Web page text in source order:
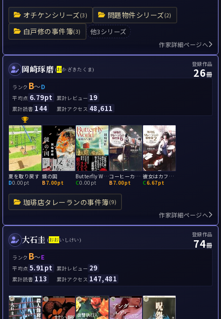
オチケンシリーズ(3) 問題物件シリーズ(2)
白戸修の事件簿(3) 他3シリーズ
作家詳細ページへ
岡崎琢磨 (おかざきたくま)
登録作品
26冊
ランク B～D
平均点 6.79pt 累計レビュー 19
累計読書 144 累計アクセス 48,611
珈琲店タレーランの事件簿(9)
夏を取り戻す
D0.00pt
鏡の国
B7.00pt
Butterfly World 最後の六日間
C0.00pt
コーヒーカップいっぱいの愛: 珈琲店タレーランの事件簿6
B7.00pt
彼女はカフェオレの夢を見る: 珈琲店タレーランの事件簿2
C6.67pt
作家詳細ページへ
大石圭 (おおいしけい)
登録作品
74冊
ランク B～E
平均点 5.91pt 累計レビュー 29
累計読書 113 累計アクセス 147,481